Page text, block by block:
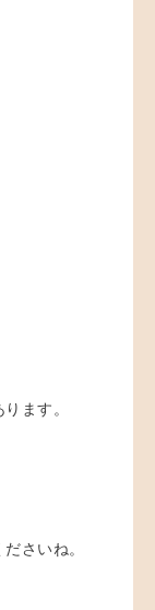
ます。
さいね。